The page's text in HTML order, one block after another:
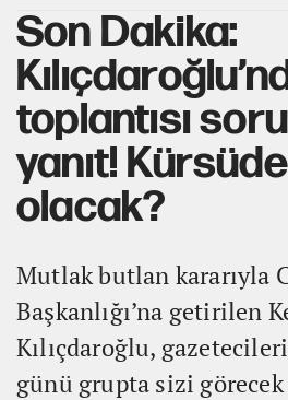
Son Dakika:
toplantısı
yanıt!
olacak?
Mutlak butlan kararıyla
Başkanlığı’na getirilen
Kılıçdaroğlu,
günü grupta sizi